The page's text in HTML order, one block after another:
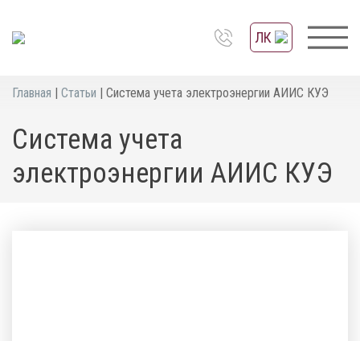
ЛК
Главная | Статьи | Система учета электроэнергии АИИС КУЭ
Система учета
электроэнергии АИИС КУЭ